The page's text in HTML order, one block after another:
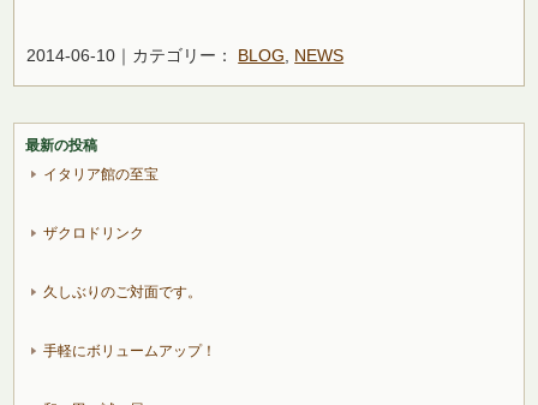
2014-06-10｜カテゴリー： BLOG NEWS
最新の投稿
イタリア館の至宝
ザクロドリンク
久しぶりのご対面です。
手軽にボリュームアップ！